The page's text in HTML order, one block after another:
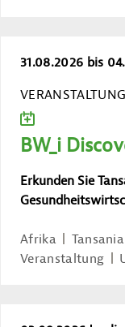
BW_i
31.08.2026 bis
VERANSTALTUNG
ZUM
BW_i
Erkunden Sie
Afrika Tansania
Veranstaltung